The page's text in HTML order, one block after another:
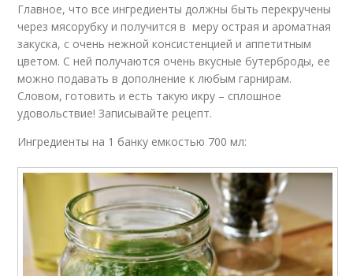
Главное, что все ингредиенты должны быть перекручены
через мясорубку и получится в меру острая и ароматная
закуска, с очень нежной консистенцией и аппетитным
цветом. С ней получаются очень вкусные бутерброды, ее
можно подавать в дополнение к любым гарнирам.
Словом, готовить и есть такую икру – сплошное
удовольствие! Записывайте рецепт.
Ингредиенты на 1 банку емкостью 700 мл: